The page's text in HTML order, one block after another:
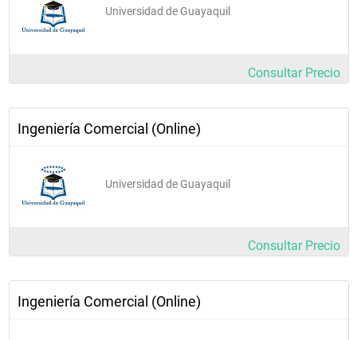
Universidad de Guayaquil
Consultar Precio
Ingeniería Comercial (Online)
Universidad de Guayaquil
Consultar Precio
Ingeniería Comercial (Online)